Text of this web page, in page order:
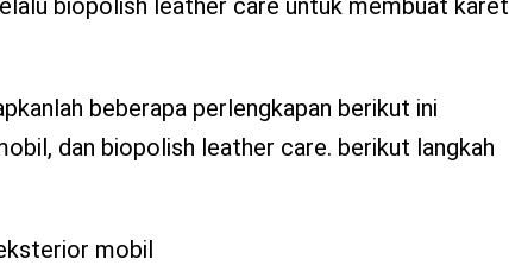
beberapa perlengkapan berikut ini
dan biopolish leather care. berikut langkah
mobil